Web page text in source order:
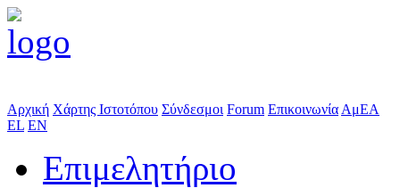
Αρχική Χάρτης Ιστοτόπου Σύνδεσμοι Forum Επικοινωνία ΑμΕΑ
EL EN
Επιμελητήριο